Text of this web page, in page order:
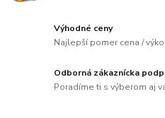
Výhodné ceny
Najlepší pomer cena /
Odborná zákaznícka
Poradíme ti s výberom aj